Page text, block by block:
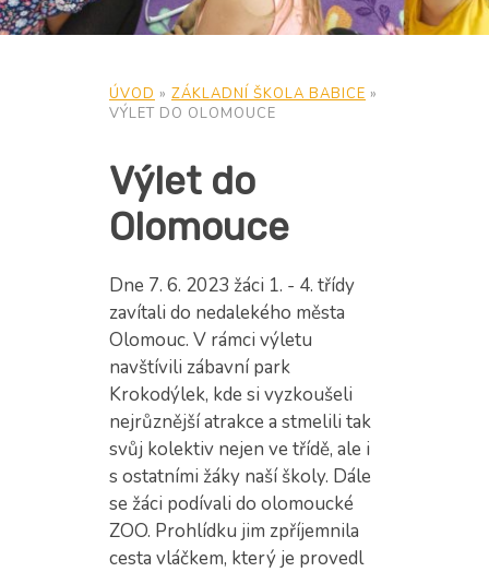
ÚVOD » ZÁKLADNÍ ŠKOLA BABICE »
VÝLET DO OLOMOUCE
Výlet do
Olomouce
Dne 7. 6. 2023 žáci 1. - 4. třídy
zavítali do nedalekého města
Olomouc. V rámci výletu
navštívili zábavní park
Krokodýlek, kde si vyzkoušeli
nejrůznější atrakce a stmelili tak
svůj kolektiv nejen ve třídě, ale i
s ostatními žáky naší školy. Dále
se žáci podívali do olomoucké
ZOO. Prohlídku jim zpříjemnila
cesta vláčkem, který je provedl